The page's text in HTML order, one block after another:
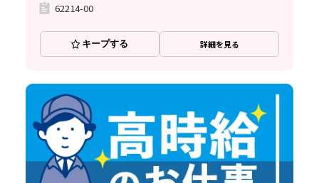
62214-00
キープする 詳細を見る